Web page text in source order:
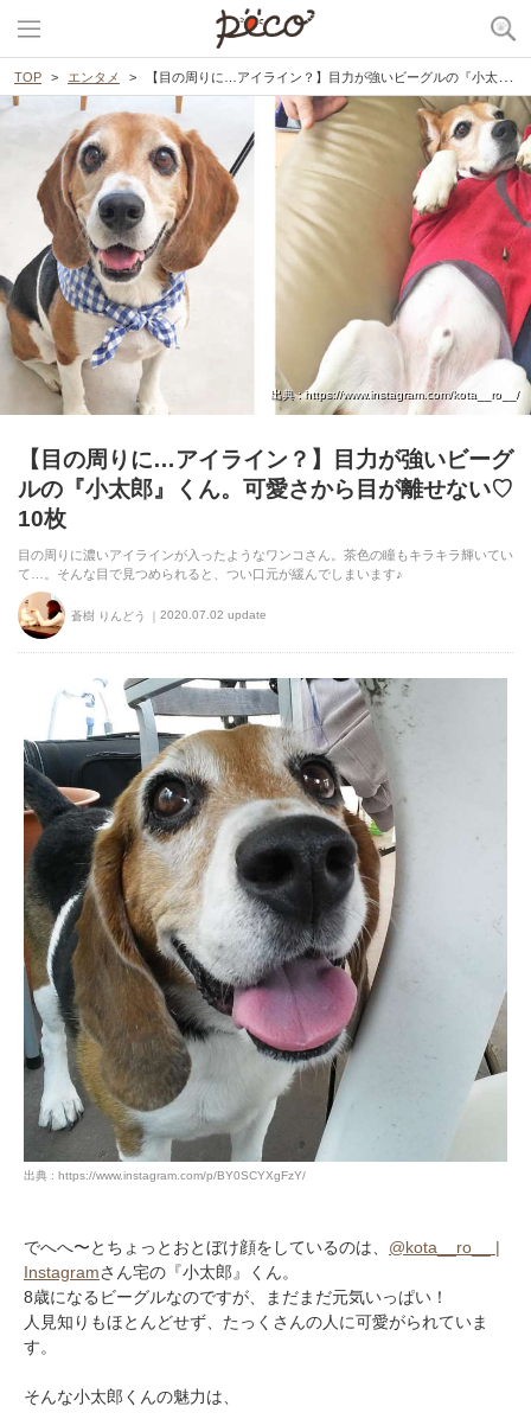
TOP エンタメ 【目の周りに…アイライン？】目力が強いビーグルの『小太郎』くん。可愛さから目が離せない♡ 10枚
出典 : https://www.instagram.com/kota__ro__/
【目の周りに…アイライン？】目力が強いビーグ
ルの『小太郎』くん。可愛さから目が離せない♡
10枚
目の周りに濃いアイラインが入ったようなワンコさん。茶色の瞳もキラキラ輝いてい
て…。そんな目で見つめられると、つい口元が緩んでしまいます♪
蒼樹 りんどう 2020.07.02 update
出典 : https://www.instagram.com/p/BY0SCYXgFzY/
でへへ〜とちょっとおとぼけ顔をしているのは、 @kota__ro__ |
Instagramさん宅の『小太郎』くん。
8歳になるビーグルなのですが、まだまだ元気いっぱい！
人見知りもほとんどせず、たっくさんの人に可愛がられていま
す。
そんな小太郎くんの魅力は、